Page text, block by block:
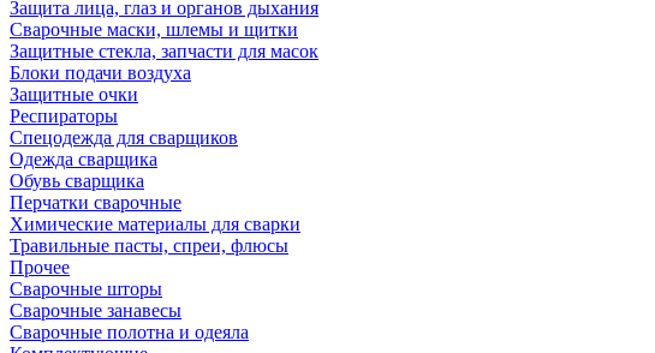
Защита лица, глаз и органов дыхания
Сварочные маски, шлемы и щитки
Защитные стекла, запчасти для масок
Блоки подачи воздуха
Защитные очки
Респираторы
Спецодежда для сварщиков
Одежда сварщика
Обувь сварщика
Перчатки сварочные
Химические материалы для сварки
Травильные пасты, спреи, флюсы
Прочее
Сварочные шторы
Сварочные занавесы
Сварочные полотна и одеяла